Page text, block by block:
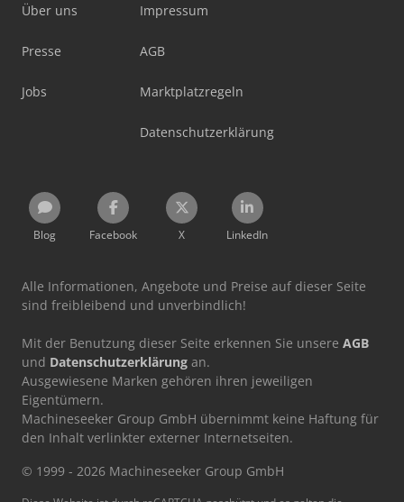
Über uns
Presse
Jobs
Impressum
AGB
Marktplatzregeln
Datenschutzerklärung
Blog Facebook X LinkedIn
Alle Informationen, Angebote und Preise auf dieser Seite
sind freibleibend und unverbindlich!
Mit der Benutzung dieser Seite erkennen Sie unsere AGB
und Datenschutzerklärung an.
Ausgewiesene Marken gehören ihren jeweiligen
Eigentümern.
Machineseeker Group GmbH übernimmt keine Haftung für
den Inhalt verlinkter externer Internetseiten.
© 1999 - 2026 Machineseeker Group GmbH